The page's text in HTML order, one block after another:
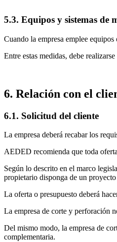
5.3. Equipos y sistemas de
Cuando la empresa emplee
Entre estas medidas, debe
6. Relación con el
6.1. Solicitud del cliente
La empresa deberá recabar los
AEDED recomienda que toda
Según lo descrito en el marco
propietario disponga de un
La oferta o presupuesto deberá
La empresa de corte y perforación
Del mismo modo, la empresa de
complementaria.